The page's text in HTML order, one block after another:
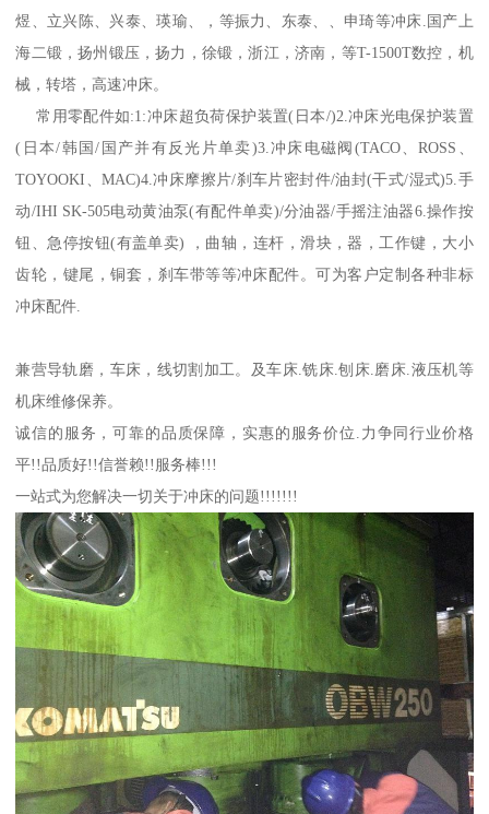
煜、立兴陈、兴泰、瑛瑜、，等振力、东泰、、申琦等冲床.国产上
海二锻，扬州锻压，扬力，徐锻，浙江，济南，等T-1500T数控，机
械，转塔，高速冲床。
常用零配件如:1:冲床超负荷保护装置(日本/)2.冲床光电保护装置
(日本/韩国/国产并有反光片单卖)3.冲床电磁阀(TACO、ROSS、
TOYOOKI、MAC)4.冲床摩擦片/刹车片密封件/油封(干式/湿式)5.手
动/IHI SK-505电动黄油泵(有配件单卖)/分油器/手摇注油器6.操作按
钮、急停按钮(有盖单卖) ，曲轴，连杆，滑块，器，工作键，大小
齿轮，键尾，铜套，刹车带等等冲床配件。可为客户定制各种非标
冲床配件.
兼营导轨磨，车床，线切割加工。及车床.铣床.刨床.磨床.液压机等
机床维修保养。
诚信的服务，可靠的品质保障，实惠的服务价位.力争同行业价格
平!!品质好!!信誉赖!!服务棒!!!
一站式为您解决一切关于冲床的问题!!!!!!!